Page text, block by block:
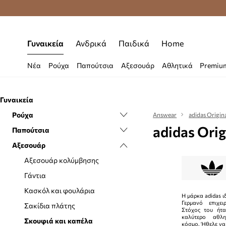
Γυναικεία Ανδρικά Παιδικά Home
Νέα Ρούχα Παπούτσια Αξεσουάρ Αθλητικά
Γυναικεία
Ρούχα
Εσώρουχα
Κάλτσες
Μαγιό
Μπλούζες και πουκάμισα
Μπουφάν
Ολόσωμες φόρμες
Παντελόνια και κολάν
Παπούτσια
Casual και μοκασίνια
Sneakers
Αθλητικά
Μπαλαρίνες
Πάνινα
Σαγιονάρες και σανδάλια
Αξεσουάρ
Αξεσουάρ κολύμβησης
Γάντια
Κασκόλ και φουλάρια
Σακίδια πλάτης
Σκουφιά και καπέλα
Answear adidas
adidas
Η μάρκα adidas
Γερμανό
Στόχος του
καλύτερο
κόσμο. Ήθελε να